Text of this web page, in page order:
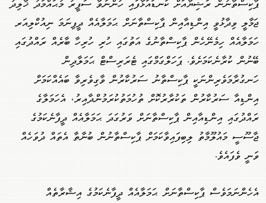
ޕާކިސްތާނުން ރަޝިޔާއަށް ކަނޑައަޅާފައި ހުންނަވާ ސަފީރު މުޙައްމަދު ޚާލިދު
ޖަމާލީ ވިދާޅުވީ އިންޑިއާއިން ޕާކިސްތާނަށް ޙަމަލާއެއް ދީފިނަމަ ނިއުކްލިއަރ
ހަމަލާއެއް ހިމެނޭހެން ޕާކިސްތާނުގެ އަތުގައި ހުރި ހުރިހާ ބާރެއް ރައްދުގައި
ބޭނުން ކުރާނެކަމަށެވެ. ޕަހަލްގަމްގައި ޓެރަރިސްޓް ޙަމަލާދިން
ހަނގުރާމަވެރިންނަކީ ޕާކިސްތާނު ސަރުކާރުން ވާގިވެރިވާ ބައެއްކަމަށް
އިންޑިއާ ސަރުކާރުން ތަކުރާރުކޮށް ތުހުމަތުކުރަމުންދާއިރު، އެހަމަލާގެ
ރައްދުގައި އިންޑިއާއިން ޕާކިސްތާނަށް ވަރުގަދަ ޙަމަލާއެއް ދީފާނެކަމުގެ
ޖާސޫސީ މައުލޫމާތު ލިބިފައިވާކަމަށް ޕާކިސްތާނުން ބުނާތާ އެތައް ދުވަހެއް
ވަނީ ވެފައެވެ.
އެހެންނަމަވެސް ޕާކިސްތާނަށް ޙަމަލާއެއް ދީފާނެކަމުގެ އިޝާރާތެއް